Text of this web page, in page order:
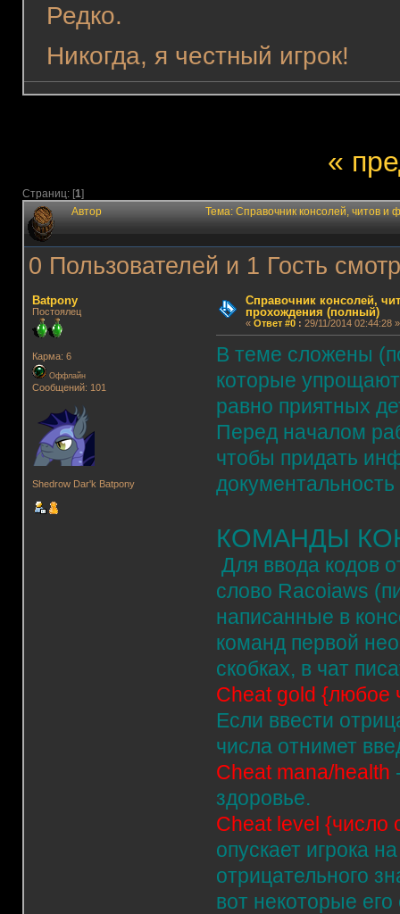
Редко.
Никогда, я честный игрок!
«
Страниц: [1]
Автор Тема: Справочник консолей, читов
0 Пользователей и 1 Гость
Batpony
Постоялец
Карма: 6
Оффлайн
Сообщений: 101
Shedrow Dar'k Batpony
Справочник консолей,
прохождения (полный)
« Ответ #0: 29/11/2014 02:44:28 »
В теме сложены
которые
равно приятных
Перед началом
чтобы придать
КОМАНДЫ
Для ввода кодов
слово Racoiaws
написанные в
команд первой
скобках, в чат
Cheat gold {любое
Если ввести
числа отнимет
Cheat mana/health
здоровье.
Cheat level {число
опускает игрока
отрицательного
вот некоторые